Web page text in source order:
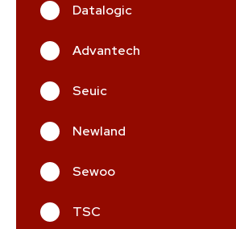
Datalogic
Advantech
Seuic
Newland
Sewoo
TSC